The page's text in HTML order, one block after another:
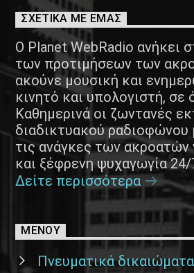
ΣΧΕΤΙΚΑ ΜΕ ΕΜΑΣ
Ο Planet WebRadio ανήκει
των προτιμήσεων των
ακούνε μουσική και
κινητό και υπολογιστή, σε
Καθημερινά οι ζωντανές
διαδικτυακού
τις ανάγκες των ακροατών
και ξέφρενη ψυχαγωγία 24/
Δείτε περισσότερα
ΜΕΝΟΥ
Πνευματικά δικαιώματα